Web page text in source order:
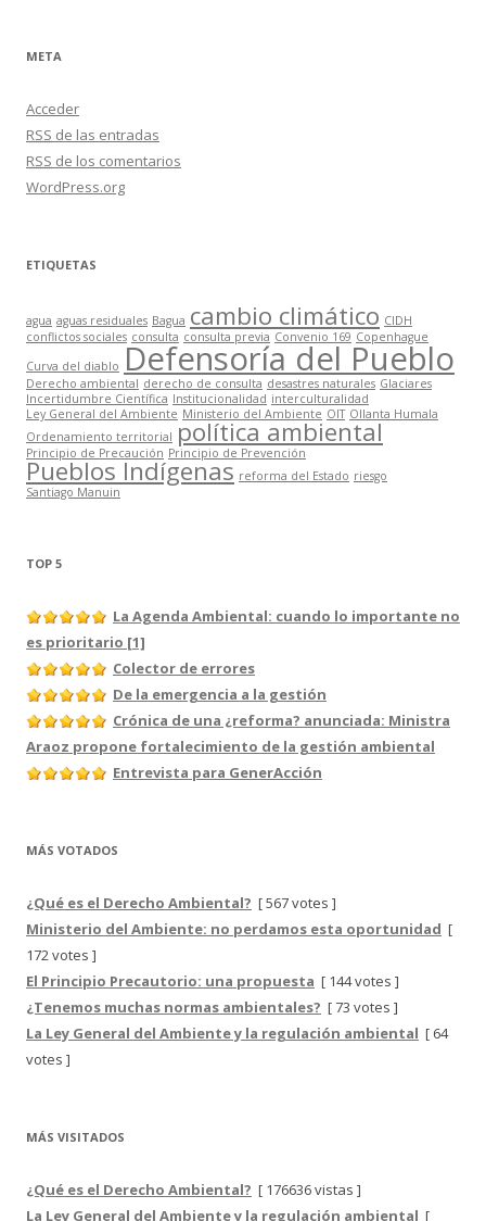
META
Acceder
RSS de las entradas
RSS de los comentarios
WordPress.org
ETIQUETAS
agua aguas residuales Bagua cambio climático CIDH
conflictos sociales consulta consulta previa Convenio 169 Copenhague
Curva del diablo Defensoría del Pueblo
Derecho ambiental derecho de consulta desastres naturales Glaciares
Incertidumbre Científica Institucionalidad interculturalidad
Ley General del Ambiente Ministerio del Ambiente OIT Ollanta Humala
Ordenamiento territorial política ambiental
Principio de Precaución Principio de Prevención
Pueblos Indígenas reforma del Estado riesgo
Santiago Manuin
TOP 5
La Agenda Ambiental: cuando lo importante no
es prioritario [1]
Colector de errores
De la emergencia a la gestión
Crónica de una ¿reforma? anunciada: Ministra
Araoz propone fortalecimiento de la gestión ambiental
Entrevista para GenerAcción
MÁS VOTADOS
¿Qué es el Derecho Ambiental? [ 567 votes ]
Ministerio del Ambiente: no perdamos esta oportunidad [
172 votes ]
El Principio Precautorio: una propuesta [ 144 votes ]
¿Tenemos muchas normas ambientales? [ 73 votes ]
La Ley General del Ambiente y la regulación ambiental [ 64
votes ]
MÁS VISITADOS
¿Qué es el Derecho Ambiental? [ 176636 vistas ]
La Ley General del Ambiente y la regulación ambiental [